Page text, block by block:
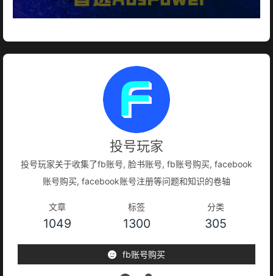
投号玩家
投号玩家关于收集了fb账号, 脸书账号, fb账号购买, facebook
账号购买, facebook账号注册等问题和知识的卷轴
文章
1049
标签
1300
分类
305
fb账号购买